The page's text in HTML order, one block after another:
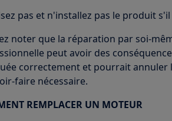
pas et n'installez pas le produit
noter que la réparation par soi-
peut avoir des
correctement et pourrait annuler
faire nécessaire.
REMPLACER UN MOTEUR